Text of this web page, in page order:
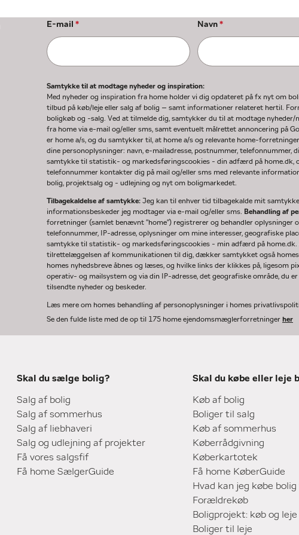
E-mail * Navn *
Samtykke til at modtage nyheder og inspiration:
Med nyheder og inspiration fra home holder vi dig opdateret på fx nyt om
tilbud på køb/leje eller salg af bolig – samt informationer relateret hertil.
boligkøb og -salg. Ved at tilmelde dig, samtykker du til at modtage
fra home via e-mail og/eller sms, samt eventuelt målrettet annoncering på
er home a/s, og du samtykker til, at home a/s og relevante home-
dine personoplysninger: navn, e-mailadresse, postnummer, telefonnummer,
samtykke til statistik- og markedsføringscookies - din adfærd på home.dk,
telefonnummer kontakter dig på mail og/eller sms med relevante
bolig, projektsalg og - udlejning og nyt om boligmarkedet.
Tilbagekaldelse af samtykke:Jeg kan til enhver tid tilbagekalde mit
informationsbeskeder jeg modtager via e-mail og/eller sms. Behandling af
forretninger (samlet benævnt "home") registrerer og behandler oplysninger
telefonnummer, IP-adresse, oplysninger om mine interesser, geografiske
samtykke til statistik- og markedsføringscookies - min adfærd på home.dk.
tilrettelæggelsen af kommunikationen til dig, dækker samtykket også
homes nyhedsbreve åbnes og læses, og hvilke links der klikkes på, ligesom
operativ- og mailsystem og via din IP-adresse, det geografiske område, du
tilsendte nyheder og beskeder.
Læs mere om homes behandling af personoplysninger i homes
Se den fulde liste med de op til 175 home ejendomsmæglerforretninger her
Skal du sælge bolig?
Salg af bolig
Salg af sommerhus
Salg af liebhaveri
Salg og udlejning af projekter
Få vores salgsfif
Få home SælgerGuide
Skal du købe eller leje
Køb af bolig
Boliger til salg
Køb af sommerhus
Køberrådgivning
Køberkartotek
Få home KøberGuide
Hvad kan jeg købe bolig
Forældrekøb
Boligprojekt: køb og leje
Boliger til leje